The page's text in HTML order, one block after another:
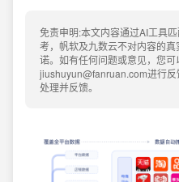
免责申明:本文内容通过AI工具
考，帆软及九数云不对内容的
诺。如有任何问题或意见，您可
jiushuyun@fanruan.com进行
处理并反馈。